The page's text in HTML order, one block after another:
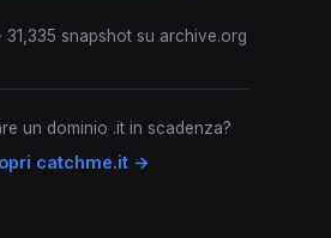
31,335 snapshot su archive.org
un dominio .it in scadenza?
catchme.it →